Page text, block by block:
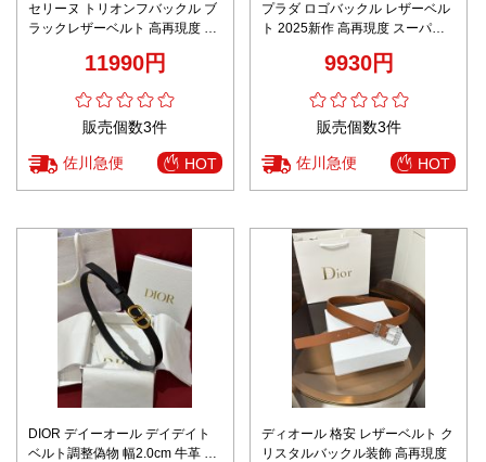
セリーヌ トリオンフバックル ブ
ラックレザーベルト 高再現度 格
技術再現 安心の日本倉庫
11990円
販売個数3件
佐川急便 HOT
プラダ ロゴバックル レザーベル
ト 2025新作 高再現度 スーパー
仕上げ 精密ディテール
9930円
販売個数3件
佐川急便 HOT
DIOR デイーオール デイデイト
ベルト調整偽物 幅2.0cm 牛革 レ
ディオール 格安 レザーベルト ク
リスタルバックル装飾 高再現度